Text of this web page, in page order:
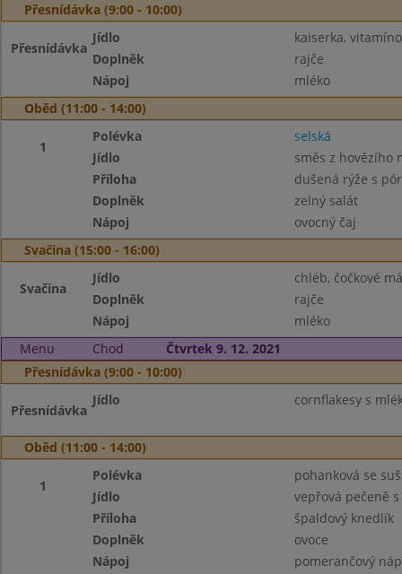
Přesnídávka (9:00 - 10:00)
Přesnídávka
Jídlo
kaiserka,
Doplněk
rajče
Nápoj
mléko
Oběd (11:00 - 14:00)
1
Polévka
selská
Jídlo
směs z hovězího
Příloha
dušená rýže s
Doplněk
zelný salát
Nápoj
ovocný čaj
Svačina (15:00 - 16:00)
Svačina
Jídlo
chléb, čočkové
Doplněk
rajče
Nápoj
mléko
Menu
Chod
Čtvrtek 9. 12. 2021
Přesnídávka (9:00 - 10:00)
Přesnídávka
Jídlo cornflakesy s
Oběd (11:00 - 14:00)
1
Polévka
pohanková se
Jídlo
vepřová pečeně
Příloha
špaldový knedlík
Doplněk
ovoce
Nápoj
pomerančový